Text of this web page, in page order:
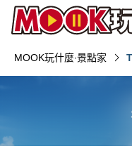
MOOK玩什麼‧景點家